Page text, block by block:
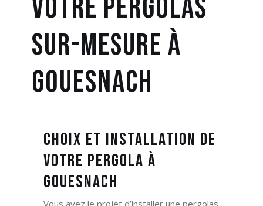
Votre Pergolas
sur-mesure à
Gouesnach
Choix et Installation de
votre Pergola à
Gouesnach
Vous avez le projet d’installer une pergolas